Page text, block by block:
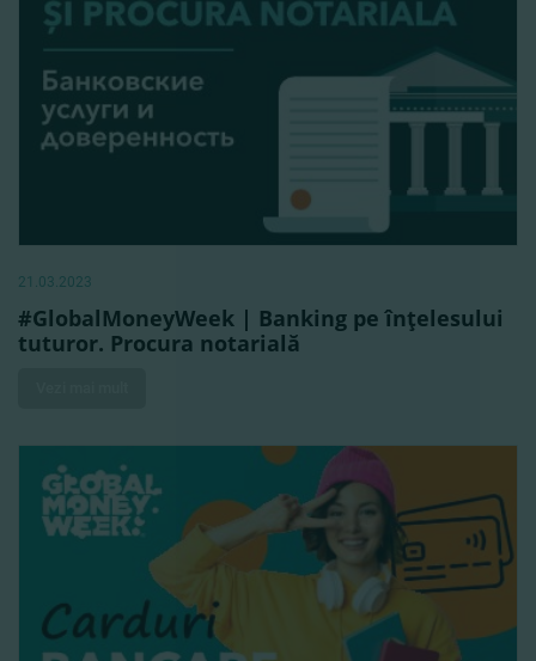
21.03.2023
#GlobalMoneyWeek | Banking pe înţelesului
tuturor. Procura notarială